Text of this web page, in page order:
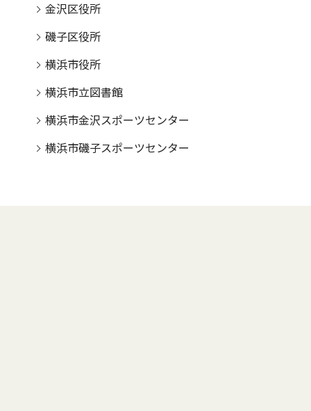
金沢区役所
磯子区役所
横浜市役所
横浜市立図書館
横浜市金沢スポーツセンター
横浜市磯子スポーツセンター